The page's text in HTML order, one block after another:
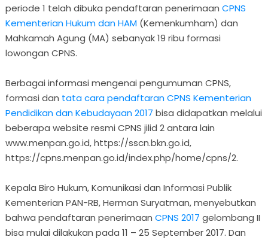
periode 1 telah dibuka pendaftaran penerimaan CPNS
Kementerian Hukum dan HAM(Kemenkumham) dan
Mahkamah Agung (MA) sebanyak 19 ribu formasi
lowongan CPNS.
Berbagai informasi mengenai pengumuman CPNS,
formasi dan tata cara pendaftaran CPNS Kementerian
Pendidikan dan Kebudayaan 2017 bisa didapatkan melalui
beberapa website resmi CPNS jilid 2 antara lain
www.menpan.go.id, https://sscn.bkn.go.id,
https://cpns.menpan.go.id/index.php/home/cpns/2.
Kepala Biro Hukum, Komunikasi dan Informasi Publik
Kementerian PAN-RB, Herman Suryatman, menyebutkan
bahwa pendaftaran penerimaan CPNS 2017 gelombang II
bisa mulai dilakukan pada 11 – 25 September 2017. Dan